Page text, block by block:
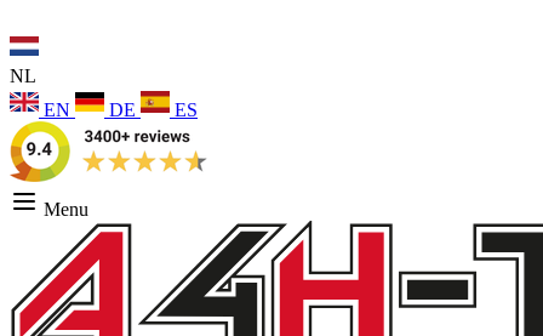
NL
EN
DE ES
Menu